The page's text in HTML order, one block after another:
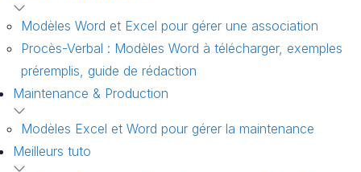
Modèles Word et Excel pour gérer une association
Procès-Verbal : Modèles Word à télécharger, exemples
préremplis, guide de rédaction
Maintenance & Production
Modèles Excel et Word pour gérer la maintenance
Meilleurs tuto